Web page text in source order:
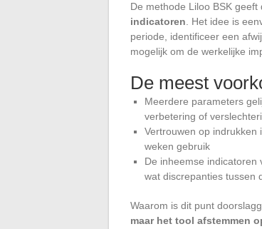
De methode Liloo BSK geeft
indicatoren. Het idee is
periode, identificeer een
mogelijk om de werkelijke
De meest
Meerdere parameters
verbetering of
Vertrouwen op indrukken
weken gebruik
De inheemse indicatoren
wat discrepanties tussen
Waarom is dit punt
maar het tool afstemmen